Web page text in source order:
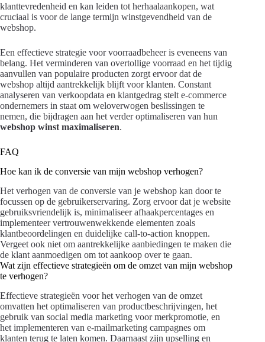
klanttevredenheid en kan leiden tot herhaalaankopen, wat
cruciaal is voor de lange termijn winstgevendheid van de
webshop.
Een effectieve strategie voor voorraadbeheer is eveneens van
belang. Het verminderen van overtollige voorraad en het tijdig
aanvullen van populaire producten zorgt ervoor dat de
webshop altijd aantrekkelijk blijft voor klanten. Constant
analyseren van verkoopdata en klantgedrag stelt e-commerce
ondernemers in staat om weloverwogen beslissingen te
nemen, die bijdragen aan het verder optimaliseren van hun
webshop winst maximaliseren.
FAQ
Hoe kan ik de conversie van mijn webshop verhogen?
Het verhogen van de conversie van je webshop kan door te
focussen op de gebruikerservaring. Zorg ervoor dat je website
gebruiksvriendelijk is, minimaliseer afhaakpercentages en
implementeer vertrouwenwekkende elementen zoals
klantbeoordelingen en duidelijke call-to-action knoppen.
Vergeet ook niet om aantrekkelijke aanbiedingen te maken die
de klant aanmoedigen om tot aankoop over te gaan.
Wat zijn effectieve strategieën om de omzet van mijn webshop
te verhogen?
Effectieve strategieën voor het verhogen van de omzet
omvatten het optimaliseren van productbeschrijvingen, het
gebruik van social media marketing voor merkpromotie, en
het implementeren van e-mailmarketing campagnes om
klanten terug te laten komen. Daarnaast zijn upselling en